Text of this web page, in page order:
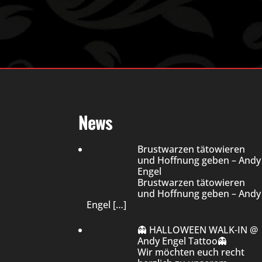
News
Brustwarzen tätowieren
und Hoffnung geben – Andy
Engel
Brustwarzen tätowieren
und Hoffnung geben – Andy
Engel […]
👻 HALLOWEEN WALK-IN @
Andy Engel Tattoo👻
Wir möchten euch recht